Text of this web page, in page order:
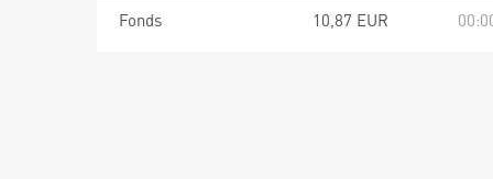
Fonds
10,87 EUR